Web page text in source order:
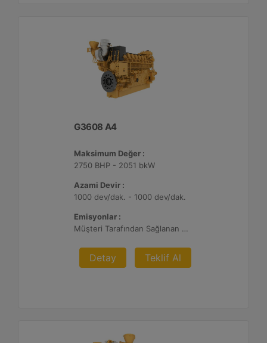
G3608 A4
Maksimum Değer :
2750 BHP - 2051 bkW
Azami Devir :
1000 dev/dak. - 1000 dev/dak.
Emisyonlar :
Müşteri Tarafından Sağlanan Atık Arıtma ile NSPS Saha Uyumluluğuna Sahiptir, 0,3 g ve 0,5 g/bhp-sa. NOx
Detay Teklif Al